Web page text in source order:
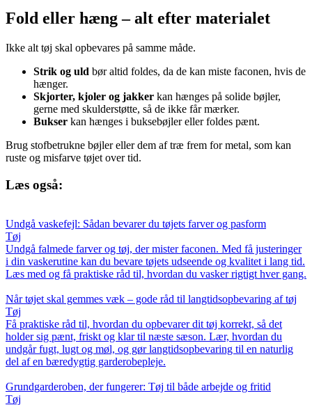
Fold eller hæng – alt efter materialet
Ikke alt tøj skal opbevares på samme måde.
Strik og uld bør altid foldes, da de kan miste faconen, hvis de
hænger.
Skjorter, kjoler og jakker kan hænges på solide bøjler,
gerne med skulderstøtte, så de ikke får mærker.
Bukser kan hænges i buksebøjler eller foldes pænt.
Brug stofbetrukne bøjler eller dem af træ frem for metal, som kan
ruste og misfarve tøjet over tid.
Læs også:
Undgå vaskefejl: Sådan bevarer du tøjets farver og pasform
Tøj
Undgå falmede farver og tøj, der mister faconen. Med få justeringer
i din vaskerutine kan du bevare tøjets udseende og kvalitet i lang tid.
Læs med og få praktiske råd til, hvordan du vasker rigtigt hver gang.
Når tøjet skal gemmes væk – gode råd til langtidsopbevaring af tøj
Tøj
Få praktiske råd til, hvordan du opbevarer dit tøj korrekt, så det
holder sig pænt, friskt og klar til næste sæson. Lær, hvordan du
undgår fugt, lugt og møl, og gør langtidsopbevaring til en naturlig
del af en bæredygtig garderobepleje.
Grundgarderoben, der fungerer: Tøj til både arbejde og fritid
Tøj